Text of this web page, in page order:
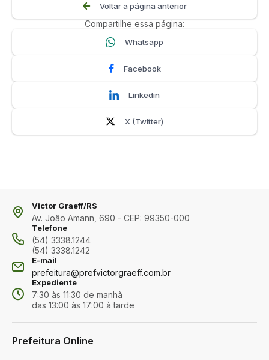
Voltar a página anterior
Compartilhe essa página:
Whatsapp
Facebook
Linkedin
X (Twitter)
Victor Graeff/RS
Av. João Amann, 690 - CEP: 99350-000
Telefone
(54) 3338.1244
(54) 3338.1242
E-mail
prefeitura@prefvictorgraeff.com.br
Expediente
7:30 às 11:30 de manhã
das 13:00 às 17:00 à tarde
Prefeitura Online